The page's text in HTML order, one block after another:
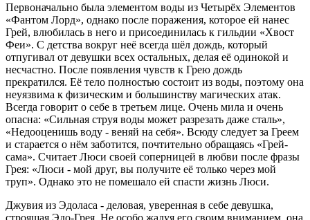
Первоначально была элементом воды из Четырёх Элементов
«Фантом Лорд», однако после поражения, которое ей нанес
Грей, влюбилась в него и присоединилась к гильдии «Хвост
Феи». С детства вокруг неё всегда шёл дождь, который
отпугивал от девушки всех остальных, делая её одинокой и
несчастно. После появления чувств к Грею дождь
прекратился. Её тело полностью состоит из воды, поэтому она
неуязвима к физическим и большинству магических атак.
Всегда говорит о себе в третьем лице. Очень мила и очень
опасна: «Сильная струя воды может разрезать даже сталь»,
«Недооценишь воду - веняй на себя». Всюду следует за Греем
и старается о нём заботится, почтительно обращаясь «Грей-
сама». Считает Люси своей соперницей в любви после фразы
Грея: «Люси - мой друг, вы получите её только через мой
труп». Однако это не помешало ей спасти жизнь Люси.
Джувия из Эдоласа - деловая, уверенная в себе девушка,
строящая Эдо-Грея. Не особо жалуя его своим вниманием, она